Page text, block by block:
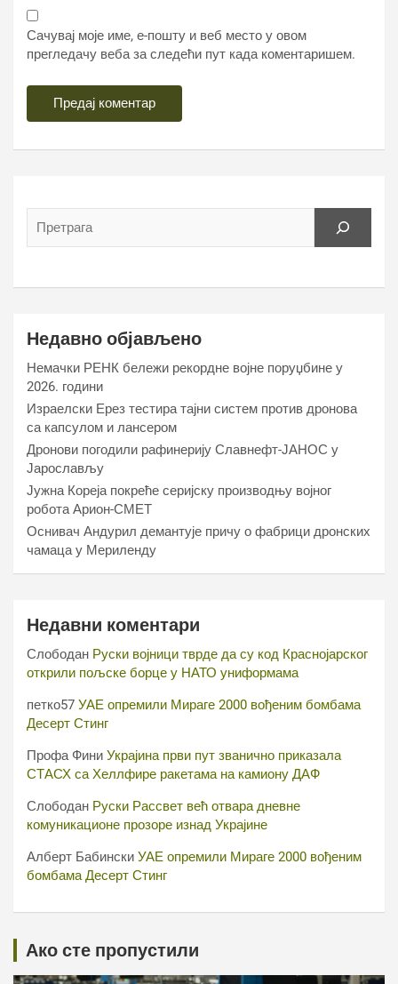
Сачувај моје име, е-пошту и веб место у овом
прегледачу веба за следећи пут када коментаришем.
Недавно објављено
Немачки РЕНК бележи рекордне војне поруџбине у
2026. години
Израелски Ерез тестира тајни систем против дронова
са капсулом и лансером
Дронови погодили рафинерију Славнефт-ЈАНОС у
Јарослављу
Јужна Кореја покреће серијску производњу војног
робота Арион-СМЕТ
Оснивач Андурил демантује причу о фабрици дронских
чамаца у Мериленду
Недавни коментари
Слободан Руски војници тврде да су код Краснојарског
открили пољске борце у НАТО униформама
петко57 УАЕ опремили Мираге 2000 вођеним бомбама
Десерт Стинг
Профа Фини Украјина први пут званично приказала
СТАСХ са Хеллфире ракетама на камиону ДАФ
Слободан Руски Рассвет већ отвара дневне
комуникационе прозоре изнад Украјине
Алберт Бабински УАЕ опремили Мираге 2000 вођеним
бомбама Десерт Стинг
Ако сте пропустили